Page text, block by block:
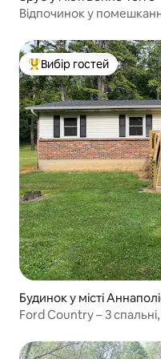
Відпочинок у
Топ вибір гостей
Вибір гостей
Будинок у місті
Ford Country – 3 спальні,